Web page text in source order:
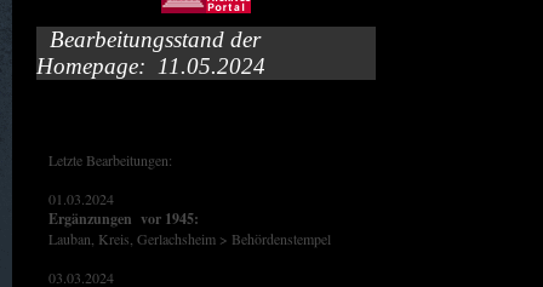
Bearbeitungsstand der
Homepage: 11.05.2024
Letzte Bearbeitungen:
01.03.2024
Ergänzungen vor 1945:
Lauban, Kreis, Gerlachsheim > Behördenstempel
03.03.2024